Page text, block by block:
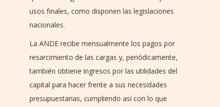
usos finales, como disponen las legislaciones
nacionales.
La ANDE recibe mensualmente los pagos por
resarcimiento de las cargas y, periódicamente,
también obtiene ingresos por las utilidades del
capital para hacer frente a sus necesidades
presupuestarias, cumpliendo así con lo que